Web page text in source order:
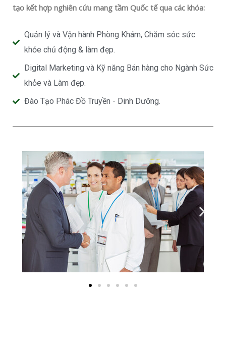
tạo kết hợp nghiên cứu mang tầm Quốc tế qua các khóa:
Quản lý và Vận hành Phòng Khám, Chăm sóc sức
khỏe chủ động & làm đẹp.
Digital Marketing và Kỹ năng Bán hàng cho Ngành Sức
khỏe và Làm đẹp.
Đào Tạo Phác Đồ Truyền - Dinh Dưỡng.